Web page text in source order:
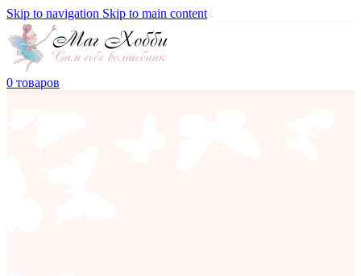
Skip to navigation Skip to main content
0 товаров